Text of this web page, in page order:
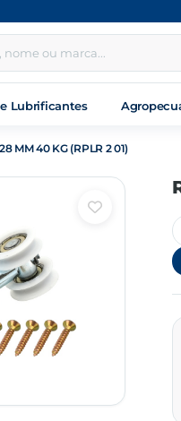
Lubrificantes
MM 40 KG (RPLR 2 01)